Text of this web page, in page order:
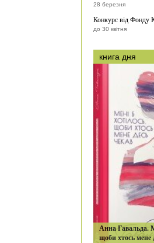
28 березня
Конкурс від
до 30 квітня
книга дня
Анна Гавальда.
щоби хтось мене